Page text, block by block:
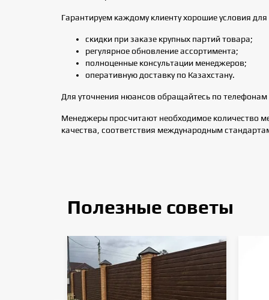
Гарантируем каждому клиенту хорошие условия для
скидки при заказе крупных партий товара;
регулярное обновление ассортимента;
полноценные консультации менеджеров;
оперативную доставку по Казахстану.
Для уточнения нюансов обращайтесь по телефонам
Менеджеры просчитают необходимое количество
качества, соответствия международным
Полезные советы